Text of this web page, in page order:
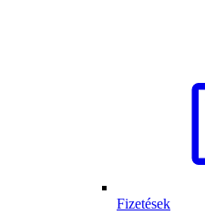
Fizetések